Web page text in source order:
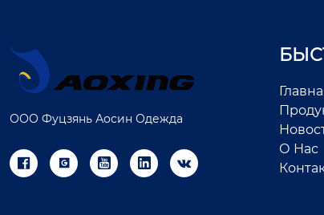
ООО Фуцзянь Аосин Одежда
    
О Нас